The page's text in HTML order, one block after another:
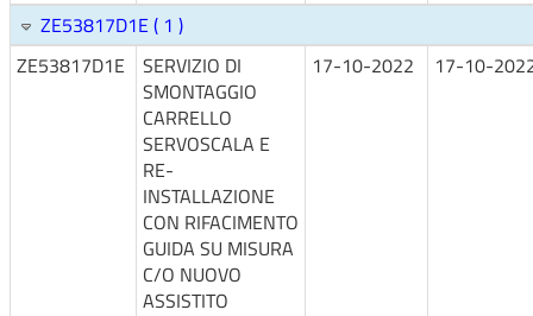
ZE53817D1E ( 1 )
ZE53817D1E
SERVIZIO DI
SMONTAGGIO
CARRELLO
SERVOSCALA E
RE-
INSTALLAZIONE
CON RIFACIMENTO
GUIDA SU MISURA
C/O NUOVO
ASSISTITO
17-10-2022 17-10-